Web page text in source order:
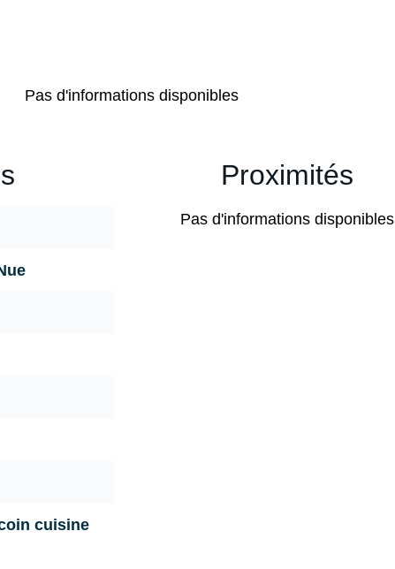
Pas d'informations disponibles
cuisine
Proximités
Pas d'informations disponibles